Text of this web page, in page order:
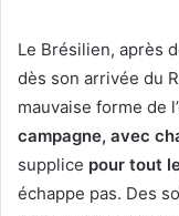
Le Brésilien, après
dès son arrivée du
mauvaise forme de
campagne, avec
supplice pour tout
échappe pas. Des